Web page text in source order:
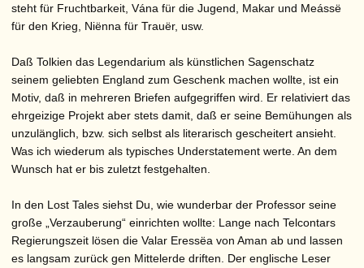
steht für Fruchtbarkeit, Vána für die Jugend, Makar und Meássë
für den Krieg, Niënna für Trauër, usw.
Daß Tolkien das Legendarium als künstlichen Sagenschatz
seinem geliebten England zum Geschenk machen wollte, ist ein
Motiv, daß in mehreren Briefen aufgegriffen wird. Er relativiert das
ehrgeizige Projekt aber stets damit, daß er seine Bemühungen als
unzulänglich, bzw. sich selbst als literarisch gescheitert ansieht.
Was ich wiederum als typisches Understatement werte. An dem
Wunsch hat er bis zuletzt festgehalten.
In den Lost Tales siehst Du, wie wunderbar der Professor seine
große „Verzauberung“ einrichten wollte: Lange nach Telcontars
Regierungszeit lösen die Valar Eressëa von Aman ab und lassen
es langsam zurück gen Mittelerde driften. Der englische Leser